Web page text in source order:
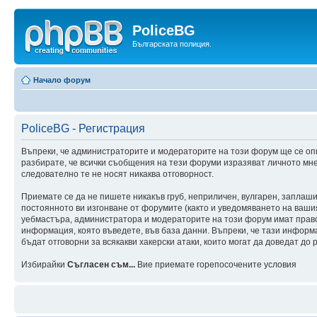
PoliceBG
Българската полиция.
Начало форум
PoliceBG - Регистрация
Въпреки, че администраторите и модераторите на този форум ще се
разбирате, че всички съобщения на тези форуми изразяват личното
следователно те не носят никаква отговорност.
Приемате се да не пишете никакъв груб, неприличен, вулгарен,
постоянното ви изгонване от форумите (както и уведомяването на
уебмастъра, администратора и модераторите на този форум имат
информация, която въведете, във база данни. Въпреки, че тази
бъдат отговорни за всякакви хакерски атаки, които могат да доведат до
Избирайки Съгласен съм... Вие приемате горепосочените условия